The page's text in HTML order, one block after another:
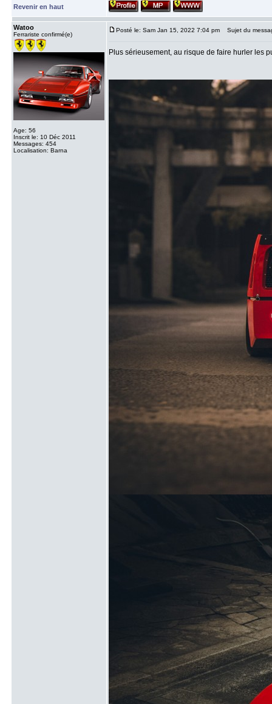
Revenir en haut
Watoo
Ferrariste confirmé(e)
Age: 56
Inscrit le: 10 Déc 2011
Messages: 454
Localisation: Barna
Posté le: Sam Jan 15, 2022 7:04 pm Sujet du
Plus sérieusement, au risque de faire hurler les